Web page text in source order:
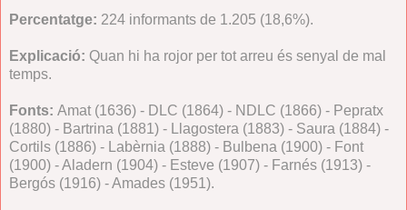
Percentatge: 224 informants de 1.205 (18,6%).
Explicació: Quan hi ha rojor per tot arreu és senyal de mal
temps.
Fonts: Amat (1636) - DLC (1864) - NDLC (1866) - Pepratx
(1880) - Bartrina (1881) - Llagostera (1883) - Saura (1884) -
Cortils (1886) - Labèrnia (1888) - Bulbena (1900) - Font
(1900) - Aladern (1904) - Esteve (1907) - Farnés (1913) -
Bergós (1916) - Amades (1951).